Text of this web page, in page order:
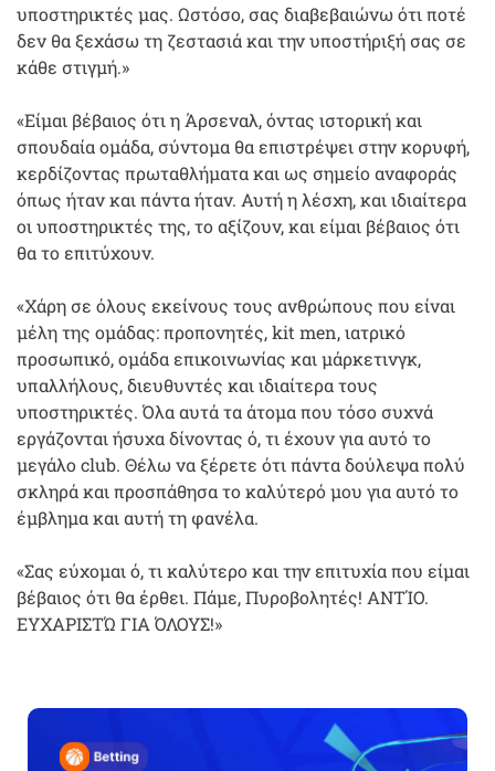
υποστηρικτές μας. Ωστόσο, σας διαβεβαιώνω ότι ποτέ
δεν θα ξεχάσω τη ζεστασιά και την υποστήριξή σας σε
κάθε στιγμή.»
«Είμαι βέβαιος ότι η Άρσεναλ, όντας ιστορική και
σπουδαία ομάδα, σύντομα θα επιστρέψει στην κορυφή,
κερδίζοντας πρωταθλήματα και ως σημείο αναφοράς
όπως ήταν και πάντα ήταν. Αυτή η λέσχη, και ιδιαίτερα
οι υποστηρικτές της, το αξίζουν, και είμαι βέβαιος ότι
θα το επιτύχουν.
«Χάρη σε όλους εκείνους τους ανθρώπους που είναι
μέλη της ομάδας: προπονητές, kit men, ιατρικό
προσωπικό, ομάδα επικοινωνίας και μάρκετινγκ,
υπαλλήλους, διευθυντές και ιδιαίτερα τους
υποστηρικτές. Όλα αυτά τα άτομα που τόσο συχνά
εργάζονται ήσυχα δίνοντας ό, τι έχουν για αυτό το
μεγάλο club. Θέλω να ξέρετε ότι πάντα δούλεψα πολύ
σκληρά και προσπάθησα το καλύτερό μου για αυτό το
έμβλημα και αυτή τη φανέλα.
«Σας εύχομαι ό, τι καλύτερο και την επιτυχία που είμαι
βέβαιος ότι θα έρθει. Πάμε, Πυροβολητές! ΑΝΤΊΟ.
ΕΥΧΑΡΙΣΤΏ ΓΙΑ ΌΛΟΥΣ!»